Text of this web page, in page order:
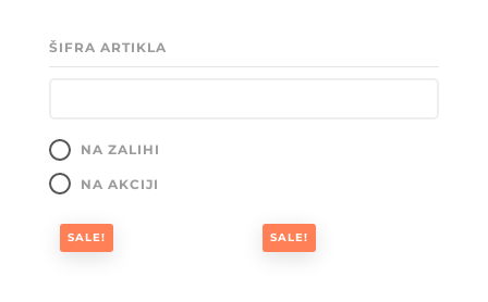
ŠIFRA ARTIKLA
NA ZALIHI
NA AKCIJI
SALE! SALE!